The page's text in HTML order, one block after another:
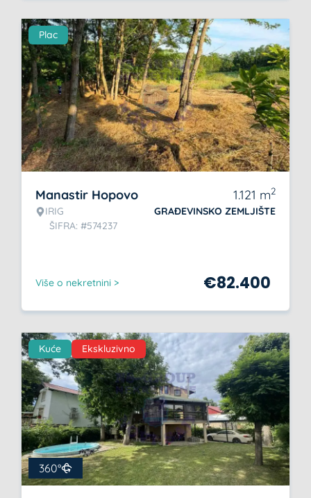
Plac
Manastir Hopovo
IRIG
ŠIFRA: #574237
1.121 m2
GRAĐEVINSKO ZEMLJIŠTE
Više o nekretnini > €82.400
Kuće Ekskluzivno
360°